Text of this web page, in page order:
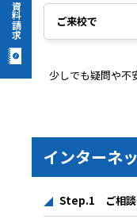
資料請求 ご来校で
少しでも疑問や不
インターネ
Step.1 ご相談